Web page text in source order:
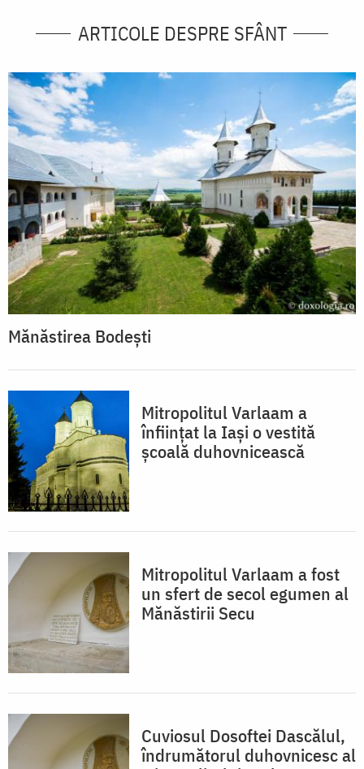
ARTICOLE DESPRE SFÂNT
Mănăstirea Bodești
Mitropolitul Varlaam a
înființat la Iași o vestită
școală duhovnicească
Mitropolitul Varlaam a fost
un sfert de secol egumen al
Mănăstirii Secu
Cuviosul Dosoftei Dascălul,
îndrumătorul duhovnicesc al